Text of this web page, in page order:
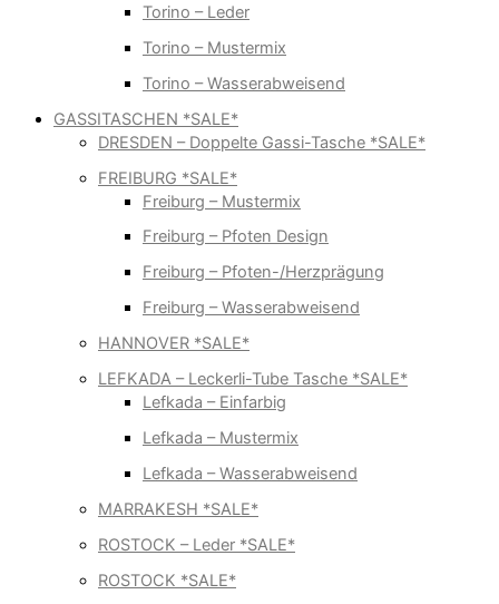
Torino – Leder
Torino – Mustermix
Torino – Wasserabweisend
GASSITASCHEN *SALE*
DRESDEN – Doppelte Gassi-Tasche *SALE*
FREIBURG *SALE*
Freiburg – Mustermix
Freiburg – Pfoten Design
Freiburg – Pfoten-/Herzprägung
Freiburg – Wasserabweisend
HANNOVER *SALE*
LEFKADA – Leckerli-Tube Tasche *SALE*
Lefkada – Einfarbig
Lefkada – Mustermix
Lefkada – Wasserabweisend
MARRAKESH *SALE*
ROSTOCK – Leder *SALE*
ROSTOCK *SALE*